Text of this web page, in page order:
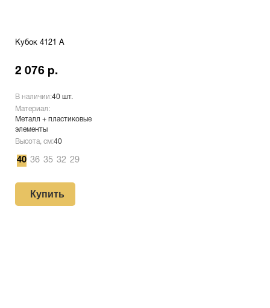
Кубок 4121 A
2 076 р.
В наличии:40 шт.
Материал:
Металл + пластиковые
элементы
Высота, см:40
40 36 35 32 29
Купить